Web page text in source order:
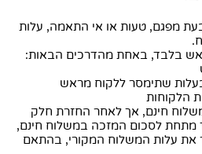
מפגם, טעות או אי התאמה, עלות
בלבד, באחת מהדרכים הבאות:
שתימסר ללקוח מראש
הלקוחות
חינם, אך לאחר החזרת חלק
מתחת לסכום המזכה במשלוח חינם,
את עלות המשלוח המקורי, בהתאם